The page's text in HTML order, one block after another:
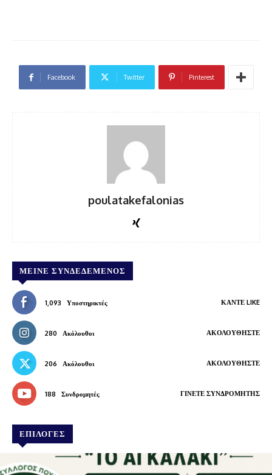
Facebook Twitter Pinterest
poulatakefalonias
ΜΕΊΝΕ ΣΥΝΔΕΔΕΜΈΝΟΣ
1,093 Υποστηρικτές ΚΆΝΤΕ LIKE
280 Ακόλουθοι ΑΚΟΛΟΥΘΉΣΤΕ
206 Ακόλουθοι ΑΚΟΛΟΥΘΉΣΤΕ
188 Συνδρομητές ΓΊΝΕΤΕ ΣΥΝΔΡΟΜΗΤΉΣ
ΕΠΙΛΟΓΕΣ